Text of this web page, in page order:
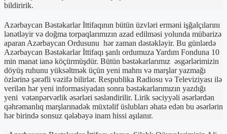
bildiririk.
Azərbaycan Bəstəkarlar İttifaqının bütün üzvləri erməni işğalçılarını
lənətləyir və doğma torpaqlarımızın azad edilməsi yolunda mübarizə
aparan Azərbaycan Ordusunu hər zaman dəstəkləyir. Bu günlərdə
Azərbaycan Bəstəkarlar İttifaqı şanlı ordumuza Yardım Fonduna 10
min manat ianə köçürmüşdür. Bütün bəstəkarlarımız əsgərlərimizin
döyüş ruhunu yüksəltmək üçün yeni mahnı və marşlar yazmağı
özlərinə şərəfli vəzifə bilirlər. Respublika Radiosu və Televiziyası ilə
verilən hər yeni informasiyadan sonra bəstəkarlarımızın yazdığı
yeni vətənpərvərlik əsərləri səsləndirilir. Lirik səciyyəli əsərlərdən
qəhrəmanlıq marşlarınadək müxtəlif üslubları əhatə edən bu əsərlərin
hər birində sonsuz qələbəyə inam hissi aşılanır.